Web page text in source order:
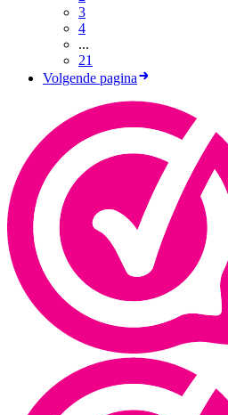
3
4
...
21
Volgende pagina